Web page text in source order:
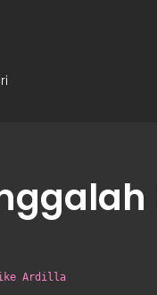
Ardilla